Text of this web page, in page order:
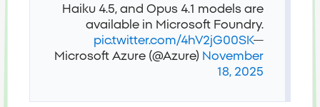
Haiku 4.5, and Opus 4.1 models are
available in Microsoft Foundry.
pic.twitter.com/4hV2jG00SK—
Microsoft Azure (@Azure) November
18, 2025